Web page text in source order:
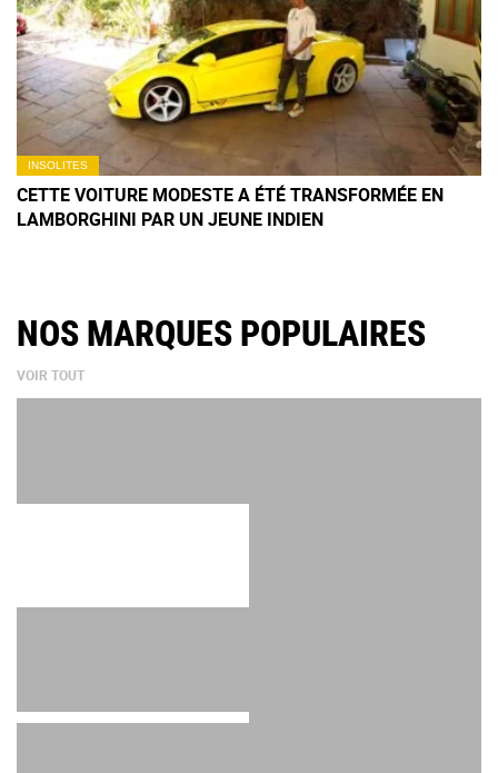
INSOLITES
CETTE VOITURE MODESTE A ÉTÉ TRANSFORMÉE EN
LAMBORGHINI PAR UN JEUNE INDIEN
NOS MARQUES POPULAIRES
VOIR TOUT